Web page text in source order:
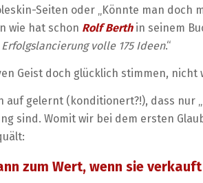
Seiten oder „Könnte man doch
wie hat schon Rolf Berthin seinem
volle 175 Ideen.“
Geist doch glücklich stimmen, nicht
gelernt (konditionert?!), dass nur „
sind. Womit wir bei dem ersten
zum Wert, wenn sie